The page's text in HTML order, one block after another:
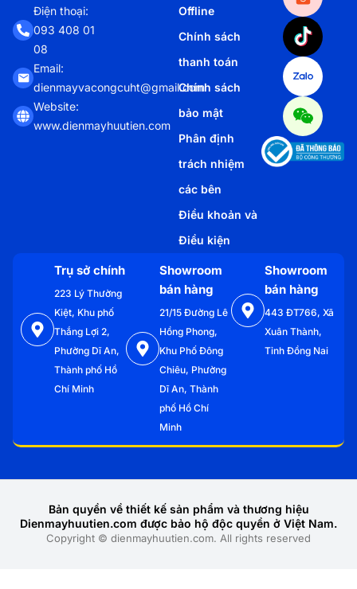
Điện thoại:
093 408 01
08
Email:
dienmayvacongcuht@gmail.com
Website:
www.dienmayhuutien.com
Offline
Chính sách
thanh toán
Chính sách
bảo mật
Phân định
trách nhiệm
các bên
Điều khoản và
Điều kiện
Trụ sở chính
223 Lý Thường
Kiệt, Khu phố
Thắng Lợi 2,
Phường Dĩ An,
Thành phố Hồ
Chí Minh
Showroom
bán hàng
21/15 Đường Lê
Hồng Phong,
Khu Phố Đông
Chiêu, Phường
Dĩ An, Thành
phố Hồ Chí
Minh
Showroom
bán hàng
443 ĐT766, Xã
Xuân Thành,
Tỉnh Đồng Nai
Copyright © dienmayhuutien.com. All rights reserved
Bản quyền về thiết kế sản phẩm và thương hiệu
Dienmayhuutien.com được bảo hộ độc quyền ở Việt Nam.